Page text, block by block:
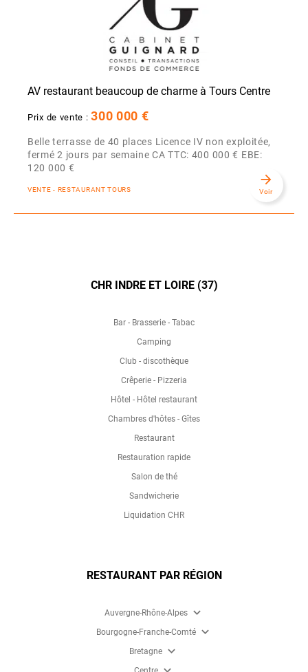
AV restaurant beaucoup de charme à Tours Centre
Prix de vente :300 000 €
Belle terrasse de 40 places Licence IV non exploitée,
fermé 2 jours par semaine CA TTC: 400 000 € EBE:
120 000 €
VENTE - RESTAURANT TOURS
arrow_forward
Voir
CHR INDRE ET LOIRE (37)
Bar - Brasserie - Tabac
Camping
Club - discothèque
Crêperie - Pizzeria
Hôtel - Hôtel restaurant
Chambres d'hôtes - Gîtes
Restaurant
Restauration rapide
Salon de thé
Sandwicherie
Liquidation CHR
RESTAURANT PAR RÉGION
Auvergne-Rhône-Alpes expand_more
Bourgogne-Franche-Comté expand_more
Bretagne expand_more